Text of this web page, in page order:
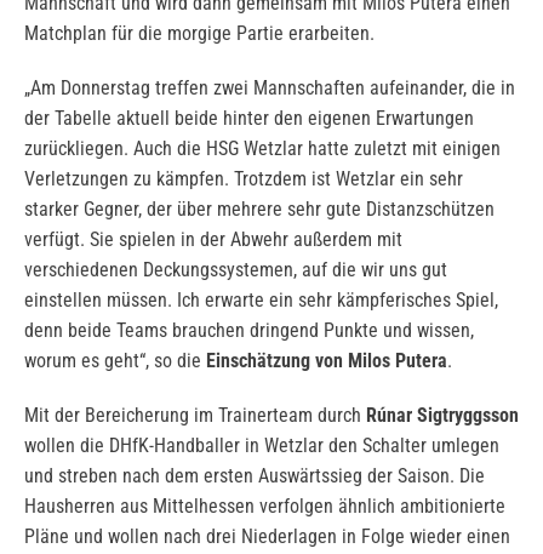
Matchplan für die morgige Partie erarbeiten.
„Am Donnerstag treffen zwei Mannschaften aufeinander, die in
der Tabelle aktuell beide hinter den eigenen Erwartungen
zurückliegen. Auch die HSG Wetzlar hatte zuletzt mit einigen
Verletzungen zu kämpfen. Trotzdem ist Wetzlar ein sehr
starker Gegner, der über mehrere sehr gute Distanzschützen
verfügt. Sie spielen in der Abwehr außerdem mit
verschiedenen Deckungssystemen, auf die wir uns gut
einstellen müssen. Ich erwarte ein sehr kämpferisches Spiel,
denn beide Teams brauchen dringend Punkte und wissen,
worum es geht“, so die Einschätzung von Milos Putera.
Mit der Bereicherung im Trainerteam durch Rúnar Sigtryggsson
wollen die DHfK-Handballer in Wetzlar den Schalter umlegen
und streben nach dem ersten Auswärtssieg der Saison. Die
Hausherren aus Mittelhessen verfolgen ähnlich ambitionierte
Pläne und wollen nach drei Niederlagen in Folge wieder einen